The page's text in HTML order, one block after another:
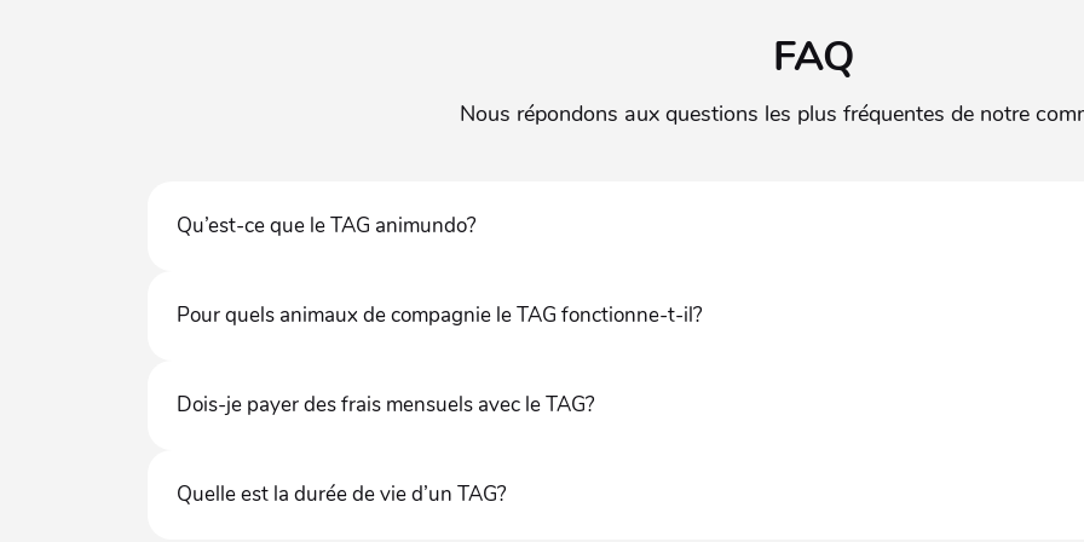
FAQ
Nous répondons aux questions les plus fréquentes de notre
Qu’est-ce que le TAG animundo⁠?
Pour quels animaux de compagnie le TAG fonctionne-t-il⁠?
Dois-je payer des frais mensuels avec le TAG⁠?
Quelle est la durée de vie d’un TAG⁠?